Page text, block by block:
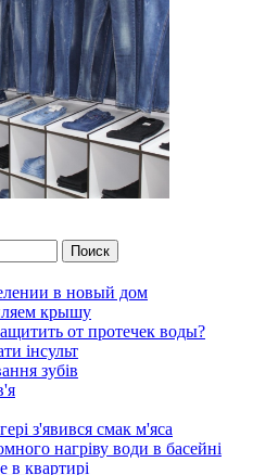
в новый дом
крышу
от протечек воды?
інсульт
зубів
з'явився смак м'яса
нагріву води в басейні
в квартирі